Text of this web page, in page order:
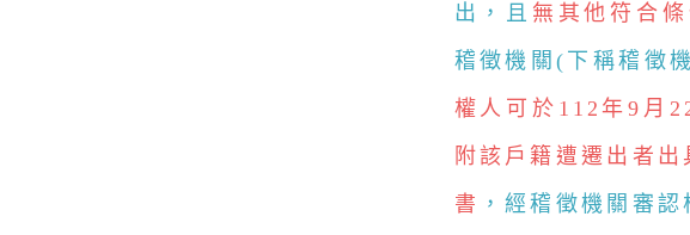
出，且 無其他符合
稽徵機關(下稱稽徵
權人可於112年9月
附該戶籍遭遷出者
書 ，經稽徵機關審